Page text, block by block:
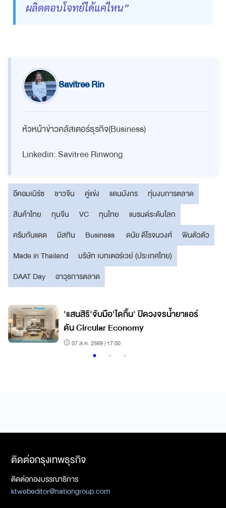
ผลิตตอบโจทย์ได้แค่ไหน”
Savitree Rin
หัวหน้าข่าวคลัสเตอร์ธุรกิจ(Business)
Linkedin: Savitree Rinwong
อีคอมเมิร์ซ ชาวจีน คู่แข่ง แดนมังกร
ทุ่มงบการตลาด
สินค้าไทย
ทุนจีน VC ทุนไทย
แบรนด์ระดับโลก
ครีมกันแดด
มิสทิน Business ดนัย ดีโรจนวงศ์
พินตัวตัว
Made in Thailand
บริษัท เบทเตอร์เวย์ (ประเทศไทย)
DAAT Day
อาวุธการตลาด
'แสนสิริ'จับมือ'ไดกิ้น' ปิดวงจรน้ำยาแอร์
ดัน Circular Economy
07 ส.ค. 2569 | 17:00
ติดต่อกรุงเทพธุรกิจ
ติดต่อกองบรรณาธิการ
ktwebeditor@nationgroup.com